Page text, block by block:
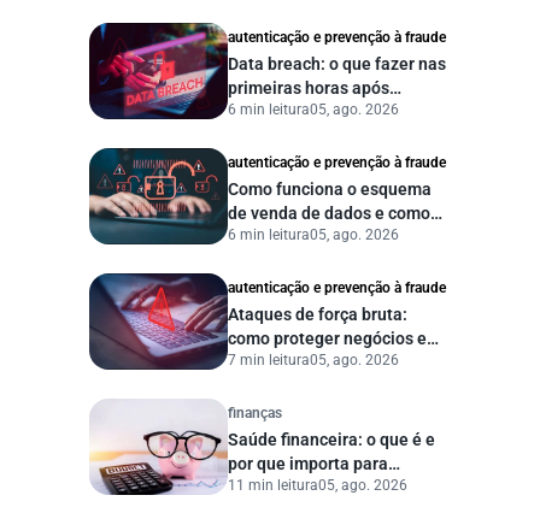
autenticação e prevenção à fraude
Data breach: o que fazer nas
primeiras horas após
vazamento de dados?
6 min leitura05, ago. 2026
autenticação e prevenção à fraude
Como funciona o esquema
de venda de dados e como
proteger sua empresa?
6 min leitura05, ago. 2026
autenticação e prevenção à fraude
Ataques de força bruta:
como proteger negócios e
dados digitais
7 min leitura05, ago. 2026
finanças
Saúde financeira: o que é e
por que importa para
pessoas e empresas?
11 min leitura05, ago. 2026